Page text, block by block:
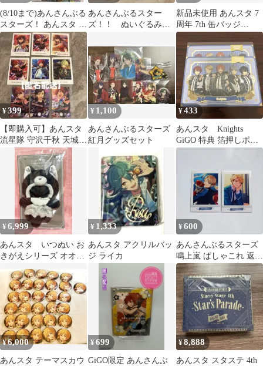
(8/10まで)あんさんぶる
スターズ！ あんスタ フ
ァンブック ノベライズ
雑誌
あんさんぶるスター
ズ！！ ぬいぐるみ
新品未使用 あんスタ 7
周年 7th 缶バッジ
Knights 朔間凛月
¥399
【即購入可】あんスタ
流星隊 守沢千秋 天城一
彩 巴日和 南雲鉄虎 ぱ
しゃっつ等
¥ 1,100
あんさんぶるスターズ
紅月グッズセット
¥433
あんスタ Knights
GiGO 特典 箔押しポス
トカード
¥6,999
あんスタ いつぬい お
きがえシリーズ オオカ
ミ ブラック
¥ 1,333
あんスタ アクリルバッ
ジ ライカ
¥600
あんさんぶるスターズ
鳴上嵐 ぱしゃこれ 返礼
祭
¥6,000
あんスタ テーマスカウ
¥699
GiGO限定 あんさんぶ
¥8,888
あんスタ スタステ 4th